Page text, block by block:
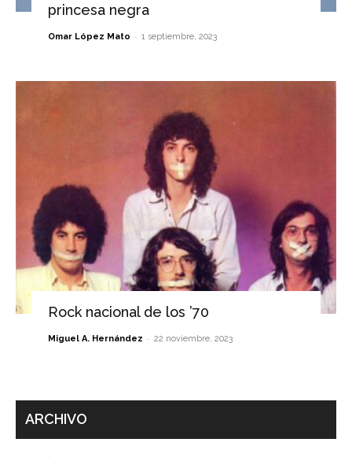
princesa negra
Omar López Mato - 1 septiembre, 2023
Rock nacional de los ’70
Miguel A. Hernández - 22 noviembre, 2023
ARCHIVO